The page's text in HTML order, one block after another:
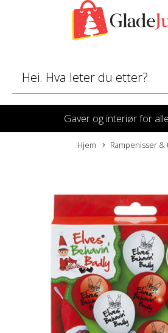
Gaver og interiør for
Hjem Rampenisser